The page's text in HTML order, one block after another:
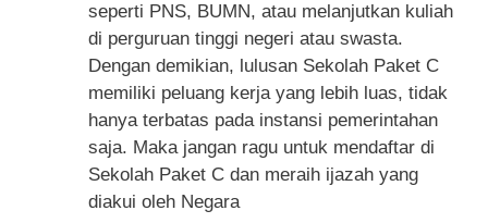
seperti PNS, BUMN, atau melanjutkan kuliah
di perguruan tinggi negeri atau swasta.
Dengan demikian, lulusan Sekolah Paket C
memiliki peluang kerja yang lebih luas, tidak
hanya terbatas pada instansi pemerintahan
saja. Maka jangan ragu untuk mendaftar di
Sekolah Paket C dan meraih ijazah yang
diakui oleh Negara